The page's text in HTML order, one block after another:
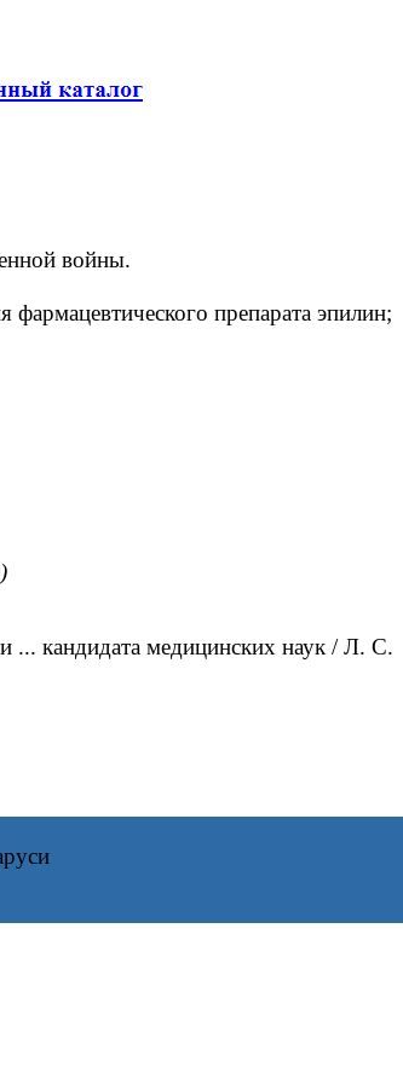
войны.
препарата эпилин;
... кандидата медицинских наук / Л. С.